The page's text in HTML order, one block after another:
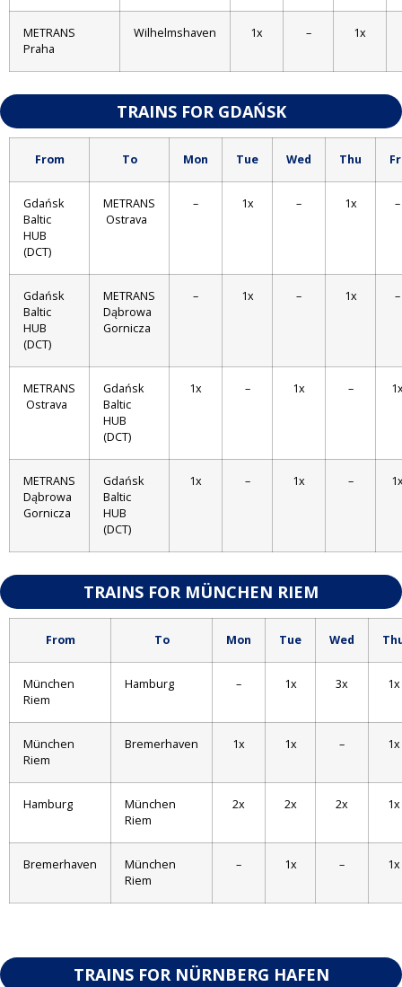
METRANS
Praha
Wilhelmshaven 1x – 1x
TRAINS FOR GDAŃSK
From To Mon Tue Wed Thu
Gdańsk
Baltic
HUB
(DCT)
METRANS
Ostrava
– 1x – 1x –
Gdańsk
Baltic
HUB
(DCT)
METRANS
Dąbrowa
Gornicza
– 1x – 1x –
METRANS
Ostrava
Gdańsk
Baltic
HUB
(DCT)
1x – 1x –
METRANS
Dąbrowa
Gornicza
Gdańsk
Baltic
HUB
(DCT)
1x – 1x –
TRAINS FOR MÜNCHEN RIEM
From To Mon Tue Wed
München
Riem
Hamburg – 1x 3x 1x
München
Riem
Bremerhaven 1x 1x – 1x
Hamburg
München
Riem
2x 2x 2x 1x
Bremerhaven
München
Riem
– 1x – 1x
TRAINS FOR NÜRNBERG HAFEN